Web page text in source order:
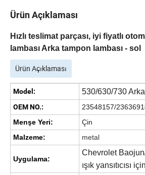
Ürün Açıklaması
Hızlı teslimat parçası, iyi fiyatlı
lambası Arka tampon lambası - sol
Ürün Açıklaması
Model: 530/630/730
OEM NO.:
23548157/
Menşe Yeri:
Çin
Malzeme:
metal
Uygulama:
Chevrolet
ışık yansıtıcısı için